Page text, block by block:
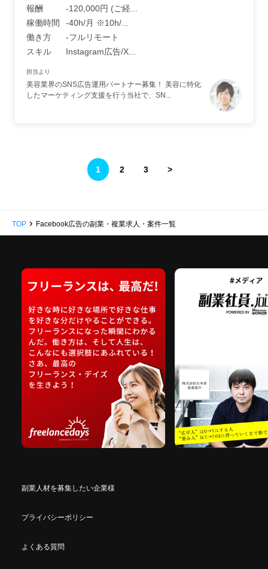
報酬
-120,000円 (ご経...
稼働時間
-40h/月 ※10h/...
働き方
‐フルリモート
スキル
Instagram広告/X...
担当より
美容業界のSNS広告運用パートナー募集！ 美容に特化
したマーケティング支援を行う当社で、SN...
1 2 3 >
TOP › Facebook広告の副業・複業求人・案件一覧
副業人材を募集したい企業様
プライバシーポリシー
よくある質問